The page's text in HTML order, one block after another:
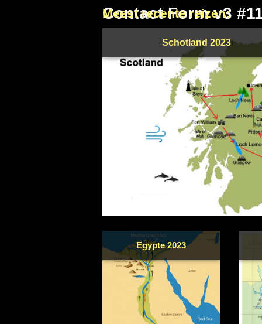
Contact Form v3
Meest recente reizen:
Schotland 2023
Egypte 2023